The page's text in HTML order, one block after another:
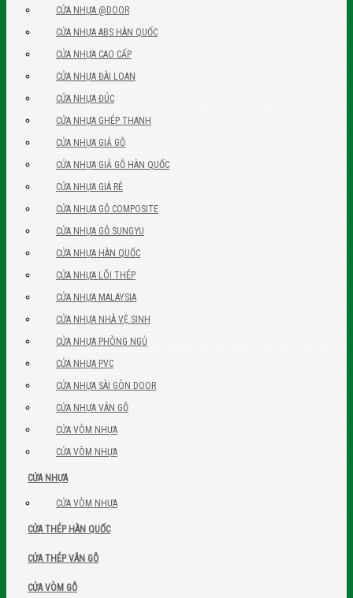
CỬA NHỰA @DOOR
CỬA NHỰA ABS HÀN QUỐC
CỬA NHỰA CAO CẤP
CỬA NHỰA ĐÀI LOAN
CỬA NHỰA ĐÚC
CỬA NHỰA GHÉP THANH
CỬA NHỰA GIẢ GỖ
CỬA NHỰA GIẢ GỖ HÀN QUỐC
CỬA NHỰA GIÁ RẺ
CỬA NHỰA GỖ COMPOSITE
CỬA NHỰA GỖ SUNGYU
CỬA NHỰA HÀN QUỐC
CỬA NHỰA LÕI THÉP
CỬA NHỰA MALAYSIA
CỬA NHỰA NHÀ VỆ SINH
CỬA NHỰA PHÒNG NGỦ
CỬA NHỰA PVC
CỬA NHỰA SÀI GÒN DOOR
CỬA NHỰA VÂN GỖ
CỬA VÒM NHỰA
CỬA VÒM NHỰA
CỬA NHỰA
CỬA VÒM NHỰA
CỬA THÉP HÀN QUỐC
CỬA THÉP VÂN GỖ
CỬA VÒM GỖ